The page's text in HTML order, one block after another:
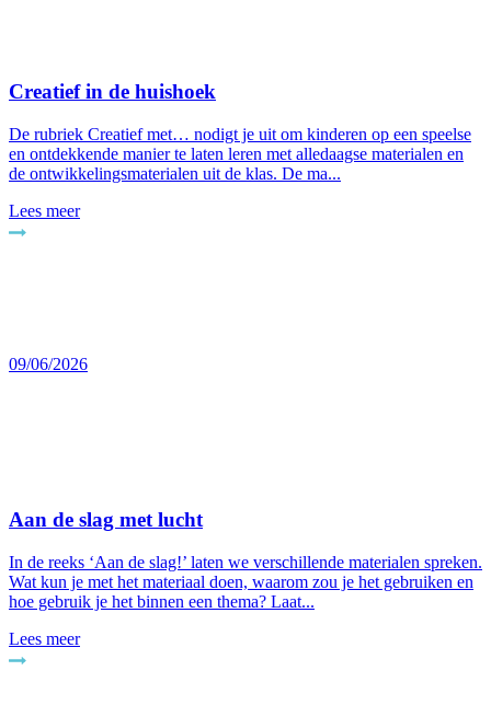
Creatief in de huishoek
De rubriek Creatief met… nodigt je uit om kinderen op een speelse
en ontdekkende manier te laten leren met alledaagse materialen en
de ontwikkelingsmaterialen uit de klas. De ma...
Lees meer
09/06/2026
Aan de slag met lucht
In de reeks ‘Aan de slag!’ laten we verschillende materialen spreken.
Wat kun je met het materiaal doen, waarom zou je het gebruiken en
hoe gebruik je het binnen een thema? Laat...
Lees meer